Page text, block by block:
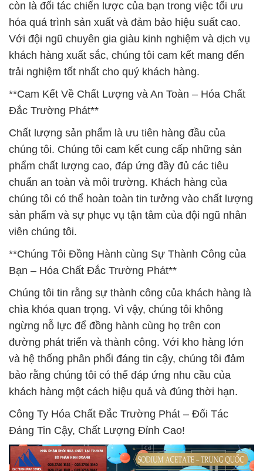
còn là đối tác chiến lược của bạn trong việc tối ưu
hóa quá trình sản xuất và đảm bảo hiệu suất cao.
Với đội ngũ chuyên gia giàu kinh nghiệm và dịch vụ
khách hàng xuất sắc, chúng tôi cam kết mang đến
trải nghiệm tốt nhất cho quý khách hàng.
**Cam Kết Về Chất Lượng và An Toàn – Hóa Chất
Đắc Trường Phát**
Chất lượng sản phẩm là ưu tiên hàng đầu của
chúng tôi. Chúng tôi cam kết cung cấp những sản
phẩm chất lượng cao, đáp ứng đầy đủ các tiêu
chuẩn an toàn và môi trường. Khách hàng của
chúng tôi có thể hoàn toàn tin tưởng vào chất lượng
sản phẩm và sự phục vụ tận tâm của đội ngũ nhân
viên chúng tôi.
**Chúng Tôi Đồng Hành cùng Sự Thành Công của
Bạn – Hóa Chất Đắc Trường Phát**
Chúng tôi tin rằng sự thành công của khách hàng là
chìa khóa quan trọng. Vì vậy, chúng tôi không
ngừng nỗ lực để đồng hành cùng họ trên con
đường phát triển và thành công. Với kho hàng lớn
và hệ thống phân phối đáng tin cậy, chúng tôi đảm
bảo rằng chúng tôi có thể đáp ứng nhu cầu của
khách hàng một cách hiệu quả và đúng thời hạn.
Công Ty Hóa Chất Đắc Trường Phát – Đối Tác
Đáng Tin Cậy, Chất Lượng Đỉnh Cao!